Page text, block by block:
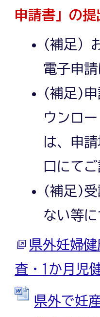
申請書」の
(補足）
電子申
(補足)申
ウンロ
は、申
口にてご
(補足)受
ない等
県外妊婦
査・1か月児
県外で妊